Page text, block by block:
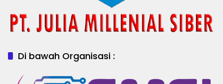
Di bawah Organisasi :